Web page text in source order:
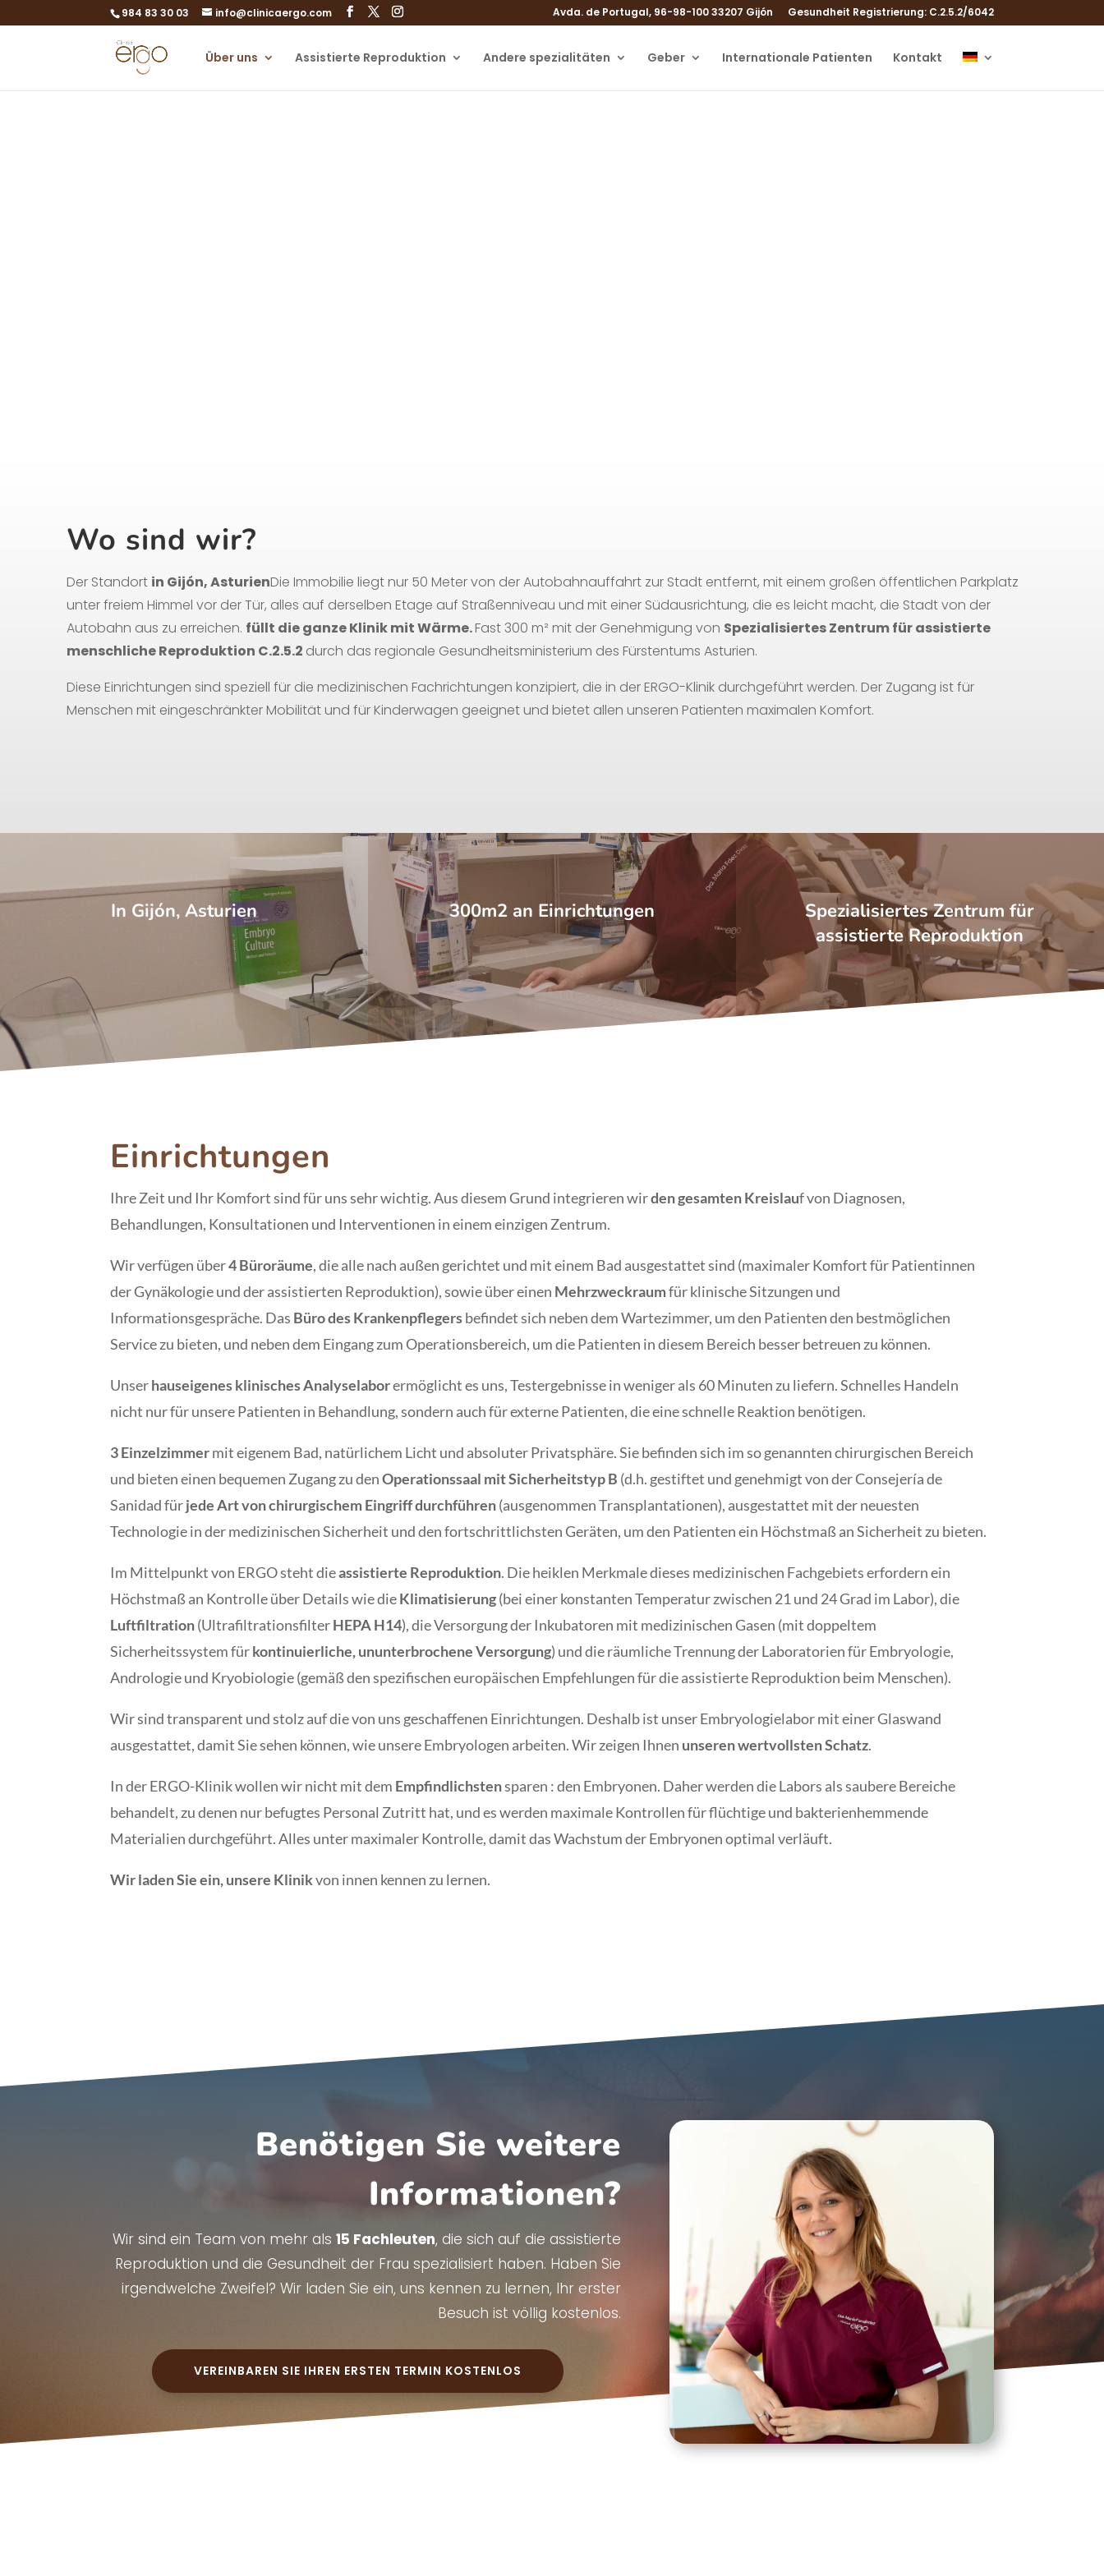
984 83 30 03 info@clinicaergo.com Avda. de Portugal, 96-98-100 33207 Gijón Gesundheit Registrierung: C.2.5.2/6042
Über uns Assistierte Reproduktion Andere spezialitäten Geber Internationale Patienten Kontakt
Wo sind wir?
Der Standort in Gijón, AsturienDie Immobilie liegt nur 50 Meter von der Autobahnauffahrt zur Stadt entfernt, mit einem großen öffentlichen Parkplatz
unter freiem Himmel vor der Tür, alles auf derselben Etage auf Straßenniveau und mit einer Südausrichtung, die es leicht macht, die Stadt von der
Autobahn aus zu erreichen. füllt die ganze Klinik mit Wärme.Fast 300 m² mit der Genehmigung von Spezialisiertes Zentrum für assistierte
menschliche Reproduktion C.2.5.2 durch das regionale Gesundheitsministerium des Fürstentums Asturien.
Diese Einrichtungen sind speziell für die medizinischen Fachrichtungen konzipiert, die in der ERGO-Klinik durchgeführt werden. Der Zugang ist für
Menschen mit eingeschränkter Mobilität und für Kinderwagen geeignet und bietet allen unseren Patienten maximalen Komfort.
In Gijón, Asturien 300m2 an Einrichtungen
Spezialisiertes Zentrum für
assistierte Reproduktion
Einrichtungen
Ihre Zeit und Ihr Komfort sind für uns sehr wichtig. Aus diesem Grund integrieren wirden gesamten Kreislauf von Diagnosen,
Behandlungen, Konsultationen und Interventionen in einem einzigen Zentrum.
Wir verfügen über4 Büroräume, die alle nach außen gerichtet und mit einem Bad ausgestattet sind (maximaler Komfort für Patientinnen
der Gynäkologie und der assistierten Reproduktion), sowie über einen Mehrzweckraumfür klinische Sitzungen und
Informationsgespräche. Das Büro des Krankenpflegersbefindet sich neben dem Wartezimmer, um den Patienten den bestmöglichen
Service zu bieten, und neben dem Eingang zum Operationsbereich, um die Patienten in diesem Bereich besser betreuen zu können.
Unserhauseigenes klinisches Analyselaborermöglicht es uns, Testergebnisse in weniger als 60 Minuten zu liefern. Schnelles Handeln
nicht nur für unsere Patienten in Behandlung, sondern auch für externe Patienten, die eine schnelle Reaktion benötigen.
3 Einzelzimmermit eigenem Bad, natürlichem Licht und absoluter Privatsphäre. Sie befinden sich im so genannten chirurgischen Bereich
und bieten einen bequemen Zugang zu denOperationssaal mit Sicherheitstyp B (d.h. gestiftet und genehmigt von der Consejería de
Sanidad fürjede Art von chirurgischem Eingriff durchführen(ausgenommen Transplantationen), ausgestattet mit der neuesten
Technologie in der medizinischen Sicherheit und den fortschrittlichsten Geräten, um den Patienten ein Höchstmaß an Sicherheit zu bieten.
Im Mittelpunkt von ERGO steht dieassistierte Reproduktion. Die heiklen Merkmale dieses medizinischen Fachgebiets erfordern ein
Höchstmaß an Kontrolle über Details wie dieKlimatisierung(bei einer konstanten Temperatur zwischen 21 und 24 Grad im Labor), die
Luftfiltration(UltrafiltrationsfilterHEPA H14), die Versorgung der Inkubatoren mit medizinischen Gasen (mit doppeltem
Sicherheitssystem fürkontinuierliche, ununterbrochene Versorgung) und die räumliche Trennung der Laboratorien für Embryologie,
Andrologie und Kryobiologie (gemäß den spezifischen europäischen Empfehlungen für die assistierte Reproduktion beim Menschen).
Wir sind transparent und stolz auf die von uns geschaffenen Einrichtungen. Deshalb ist unser Embryologielabor mit einer Glaswand
ausgestattet, damit Sie sehen können, wie unsere Embryologen arbeiten. Wir zeigen Ihnen unseren wertvollsten Schatz.
In der ERGO-Klinik wollen wir nicht mit dem Empfindlichstensparen : den Embryonen. Daher werden die Labors als saubere Bereiche
behandelt, zu denen nur befugtes Personal Zutritt hat, und es werden maximale Kontrollen für flüchtige und bakterienhemmende
Materialien durchgeführt. Alles unter maximaler Kontrolle, damit das Wachstum der Embryonen optimal verläuft.
Wir laden Sie ein, unsere Klinikvon innen kennen zu lernen.
Benötigen Sie weitere
Informationen?
Wir sind ein Team von mehr als 15 Fachleuten, die sich auf die assistierte
Reproduktion und die Gesundheit der Frau spezialisiert haben. Haben Sie
irgendwelche Zweifel? Wir laden Sie ein, uns kennen zu lernen, Ihr erster
Besuch ist völlig kostenlos.
VEREINBAREN SIE IHREN ERSTEN TERMIN KOSTENLOS